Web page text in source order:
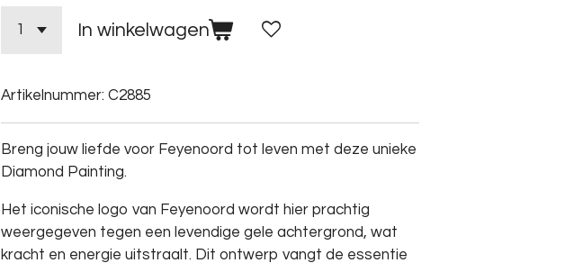
In winkelwagen
Artikelnummer: C2885
Breng jouw liefde voor Feyenoord tot leven met deze unieke
Diamond Painting.
Het iconische logo van Feyenoord wordt hier prachtig
weergegeven tegen een levendige gele achtergrond, wat
kracht en energie uitstraalt. Dit ontwerp vangt de essentie